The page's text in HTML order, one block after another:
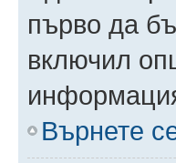
първо да
включил
Върнете